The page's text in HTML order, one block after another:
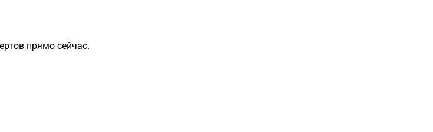
прямо сейчас.